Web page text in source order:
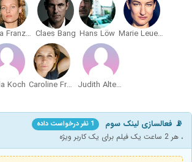
Marie Leuenberger
Hans Löw
Claes Bang
Julia Franz Richter
Judith Altenberger
Caroline Frank
Koch
📡 فعالسازی لینک سوم 1 نفر درخواست داده
، هر 2 ساعت یک فیلم برای یک کاربر ویژه